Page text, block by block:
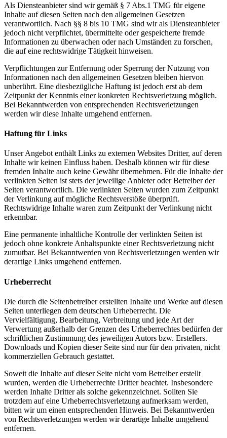
Als Diensteanbieter sind wir gemäß § 7 Abs.1 TMG für eigene
Inhalte auf diesen Seiten nach den allgemeinen Gesetzen
verantwortlich. Nach §§ 8 bis 10 TMG sind wir als Diensteanbieter
jedoch nicht verpflichtet, übermittelte oder gespeicherte fremde
Informationen zu überwachen oder nach Umständen zu forschen,
die auf eine rechtswidrige Tätigkeit hinweisen.
Verpflichtungen zur Entfernung oder Sperrung der Nutzung von
Informationen nach den allgemeinen Gesetzen bleiben hiervon
unberührt. Eine diesbezügliche Haftung ist jedoch erst ab dem
Zeitpunkt der Kenntnis einer konkreten Rechtsverletzung möglich.
Bei Bekanntwerden von entsprechenden Rechtsverletzungen
werden wir diese Inhalte umgehend entfernen.
Haftung für Links
Unser Angebot enthält Links zu externen Websites Dritter, auf deren
Inhalte wir keinen Einfluss haben. Deshalb können wir für diese
fremden Inhalte auch keine Gewähr übernehmen. Für die Inhalte der
verlinkten Seiten ist stets der jeweilige Anbieter oder Betreiber der
Seiten verantwortlich. Die verlinkten Seiten wurden zum Zeitpunkt
der Verlinkung auf mögliche Rechtsverstöße überprüft.
Rechtswidrige Inhalte waren zum Zeitpunkt der Verlinkung nicht
erkennbar.
Eine permanente inhaltliche Kontrolle der verlinkten Seiten ist
jedoch ohne konkrete Anhaltspunkte einer Rechtsverletzung nicht
zumutbar. Bei Bekanntwerden von Rechtsverletzungen werden wir
derartige Links umgehend entfernen.
Urheberrecht
Die durch die Seitenbetreiber erstellten Inhalte und Werke auf diesen
Seiten unterliegen dem deutschen Urheberrecht. Die
Vervielfältigung, Bearbeitung, Verbreitung und jede Art der
Verwertung außerhalb der Grenzen des Urheberrechtes bedürfen der
schriftlichen Zustimmung des jeweiligen Autors bzw. Erstellers.
Downloads und Kopien dieser Seite sind nur für den privaten, nicht
kommerziellen Gebrauch gestattet.
Soweit die Inhalte auf dieser Seite nicht vom Betreiber erstellt
wurden, werden die Urheberrechte Dritter beachtet. Insbesondere
werden Inhalte Dritter als solche gekennzeichnet. Sollten Sie
trotzdem auf eine Urheberrechtsverletzung aufmerksam werden,
bitten wir um einen entsprechenden Hinweis. Bei Bekanntwerden
von Rechtsverletzungen werden wir derartige Inhalte umgehend
entfernen.